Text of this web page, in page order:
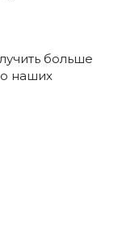
больше
наших